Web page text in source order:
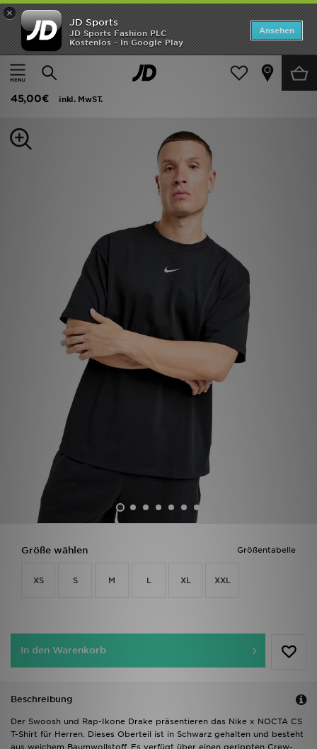
×
JD Sports
JD Sports Fashion PLC
Kostenlos - In Google Play
Ansehen
Startseite
Herren Herrenbekleidung T-Shirts und Tanktops
Nike x NOCTA CS T-Shirt
45,00€
inkl. MwST.
Größentabelle
Größe wählen
XS S M L XL XXL
In den Warenkorb
Beschreibung
Der Swoosh und Rap-Ikone Drake präsentieren das Nike x NOCTA CS
T-Shirt für Herren. Dieses Oberteil ist in Schwarz gehalten und besteht
aus weichem Baumwollstoff. Es verfügt über einen gerippten Crew-
Startseite
ANGEBOTE
Herren
JD Exklusives
Lade Die APP
Geschenkkarte
Filialfinder
Mein JD
Meine Nachrichten
Bestellverfolgung
Hilfe & Kontakt